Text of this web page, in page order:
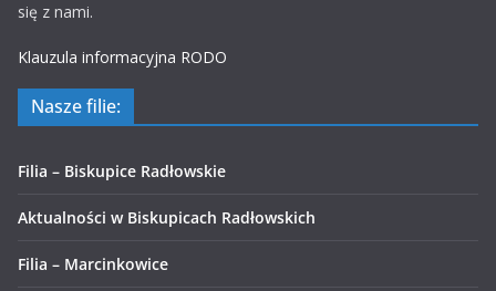
się z nami.
Klauzula informacyjna RODO
Nasze filie:
Filia – Biskupice Radłowskie
Aktualności w Biskupicach Radłowskich
Filia – Marcinkowice